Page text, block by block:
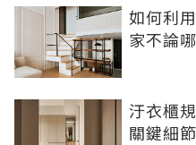
如何利
家不論
汙衣櫃
關鍵細節